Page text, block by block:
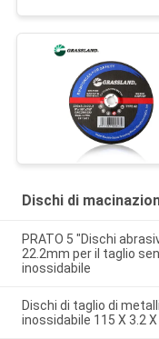
Dischi di
PRATO 5 "Dischi
22.2mm per il taglio
inossidabile
Dischi di taglio di
inossidabile 115 X 3.2